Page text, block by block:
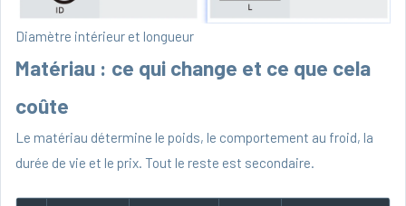
Diamètre intérieur et longueur
Matériau : ce qui change et ce que cela
coûte
Le matériau détermine le poids, le comportement au froid, la
durée de vie et le prix. Tout le reste est secondaire.